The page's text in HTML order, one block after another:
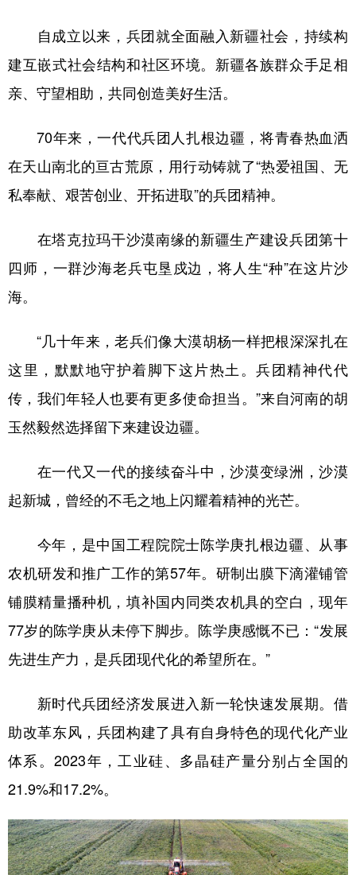
自成立以来，兵团就全面融入新疆社会，持续构
建互嵌式社会结构和社区环境。新疆各族群众手足相
亲、守望相助，共同创造美好生活。
70年来，一代代兵团人扎根边疆，将青春热血洒
在天山南北的亘古荒原，用行动铸就了“热爱祖国、无
私奉献、艰苦创业、开拓进取”的兵团精神。
在塔克拉玛干沙漠南缘的新疆生产建设兵团第十
四师，一群沙海老兵屯垦戍边，将人生“种”在这片沙
海。
“几十年来，老兵们像大漠胡杨一样把根深深扎在
这里，默默地守护着脚下这片热土。兵团精神代代
传，我们年轻人也要有更多使命担当。”来自河南的胡
玉然毅然选择留下来建设边疆。
在一代又一代的接续奋斗中，沙漠变绿洲，沙漠
起新城，曾经的不毛之地上闪耀着精神的光芒。
今年，是中国工程院院士陈学庚扎根边疆、从事
农机研发和推广工作的第57年。研制出膜下滴灌铺管
铺膜精量播种机，填补国内同类农机具的空白，现年
77岁的陈学庚从未停下脚步。陈学庚感慨不已：“发展
先进生产力，是兵团现代化的希望所在。”
新时代兵团经济发展进入新一轮快速发展期。借
助改革东风，兵团构建了具有自身特色的现代化产业
体系。2023年，工业硅、多晶硅产量分别占全国的
21.9%和17.2%。